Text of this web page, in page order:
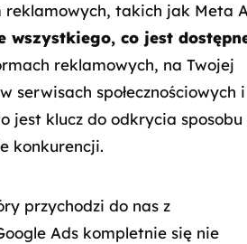
takich jak Meta
wszystkiego, co jest
reklamowych, na Twojej
społecznościowych i
jest klucz do odkrycia sposobu
konkurencji.
przychodzi do nas z
Ads kompletnie się nie